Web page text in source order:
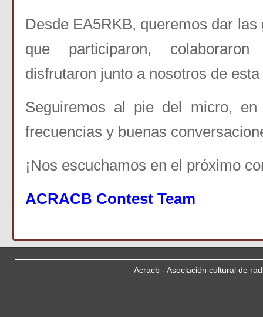
Desde EA5RKB, queremos dar
que participaron,
disfrutaron junto a nosotros de
Seguiremos al pie del micro,
frecuencias y buenas
¡Nos escuchamos en el próximo
ACRACB Contest Team
Acracb - Asociación cultural de